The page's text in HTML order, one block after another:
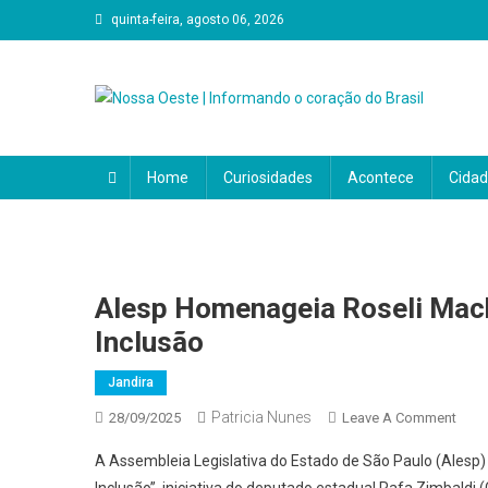
to
quinta-feira, agosto 06, 2026
política, economia, cultura, eventos e tudo o que
coração do Brasil. Aqui, a notícia é feita para você e por
Home Curiosidades Acontece
Alesp Homenageia Roseli
Inclusão
Jandira
28/09/2025 Patricia Nunes Leave A CommentOn
A Assembleia Legislativa do Estado de São Paulo